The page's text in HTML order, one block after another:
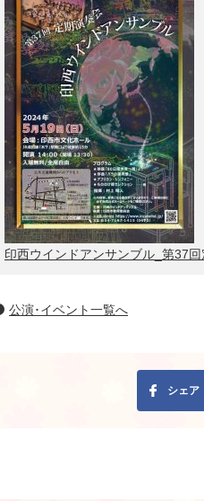
印西ウインドアンサンブル_第37
公演･イベント一覧へ
シェア